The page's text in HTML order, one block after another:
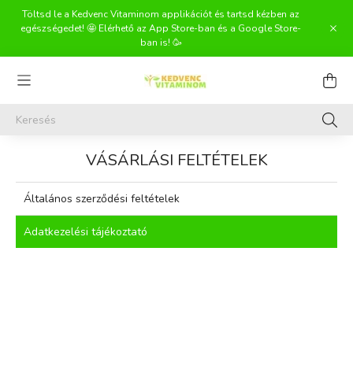
Töltsd le a Kedvenc Vitaminom applikációt és tartsd kézben az
egészségedet! 🤩 Elérhető az App Store-ban és a Google Store-
ban is! 🥳
VÁSÁRLÁSI FELTÉTELEK
Általános szerződési feltételek
Adatkezelési tájékoztató